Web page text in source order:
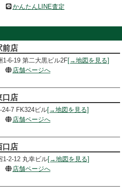
かんたんLINE査定
前店
1-6-19 第二大黒ビル2F[→地図を見る]
店舗ページへ
口店
7 FK324ビル[→地図を見る]
店舗ページへ
口店
1-2-12 丸幸ビル[→地図を見る]
店舗ページへ